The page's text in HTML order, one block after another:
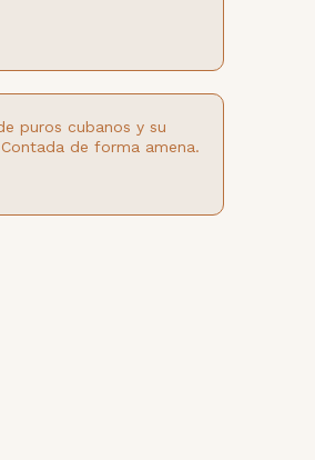
puros cubanos y su
de forma amena.